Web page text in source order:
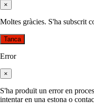
×
Moltes gràcies. S'ha subscrit
Tanca
Error
×
S'ha produït un error en
intentar en una estona o